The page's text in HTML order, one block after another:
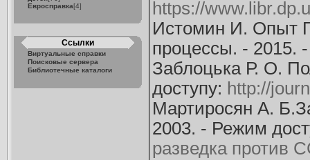
Евросправка[4]
Ссылки
Виртуальные справки
Поисковые сервера
Библиотечные каталоги
https://
Истомин И. Опыт
процессы. - 2015.
Заблоцька Р. О.
доступу: http://
Мартиросян А.
2003. - Режим
разведка против